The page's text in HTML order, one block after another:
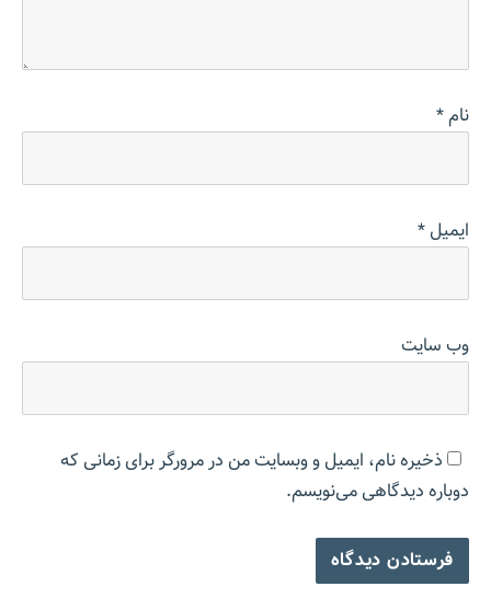
نام*
ایمیل*
وب‌ سایت
ذخیره نام، ایمیل و وبسایت من در مرورگر برای زمانی که
دوباره دیدگاهی می‌نویسم.